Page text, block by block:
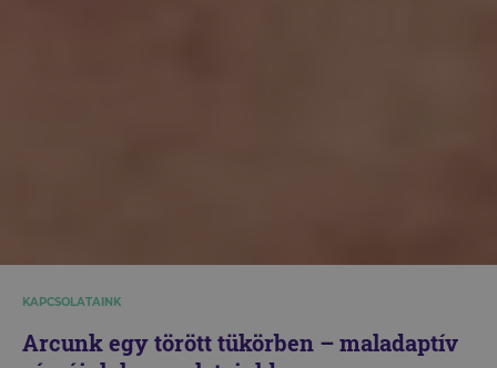
KAPCSOLATAINK
Arcunk egy törött tükörben – maladaptív